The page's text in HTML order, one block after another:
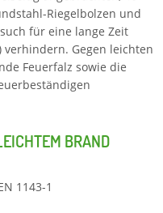
Riegelbolzen und
für eine lange Zeit
Gegen leichten
Feuerfalz sowie die
BRAND
1143-1